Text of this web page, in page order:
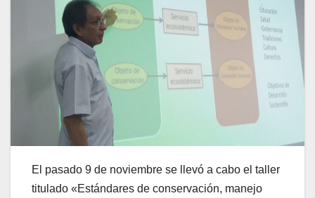
El pasado 9 de noviembre se llevó a cabo el taller
titulado «Estándares de conservación, manejo